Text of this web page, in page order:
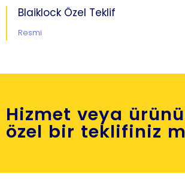
Blaiklock Özel Teklif
Resmi
Hizmet veya
özel bir teklifiniz